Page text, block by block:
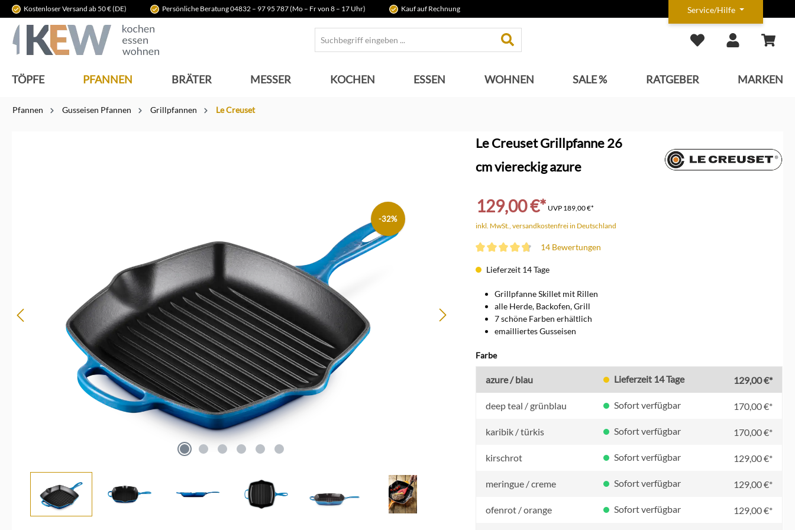
Zur Hauptnavigation springen
Kostenloser Versand ab 50 € (DE) Persönliche Beratung 04832 – 97 95 787 (Mo – Fr von 8 – 17 Uhr) Kauf auf Rechnung Service/Hilfe
TÖPFE PFANNEN BRÄTER MESSER KOCHEN ESSEN WOHNEN SALE % RATGEBER MARKEN
Pfannen Gusseisen Pfannen Grillpfannen Le Creuset
-32%
Le Creuset Grillpfanne 26
cm viereckig azure
129,00 €* UVP 189,00 €*
inkl. MwSt., versandkostenfrei in Deutschland
14 Bewertungen
Lieferzeit 14 Tage
Grillpfanne Skillet mit Rillen
alle Herde, Backofen, Grill
7 schöne Farben erhältlich
emailliertes Gusseisen
Farbeauswählen
azure / blau Lieferzeit 14 Tage 129,00 €*
deep teal / grünblau Sofort verfügbar 170,00 €*
karibik / türkis Sofort verfügbar 170,00 €*
kirschrot Sofort verfügbar 129,00 €*
meringue / creme Sofort verfügbar 129,00 €*
ofenrot / orange Sofort verfügbar 129,00 €*